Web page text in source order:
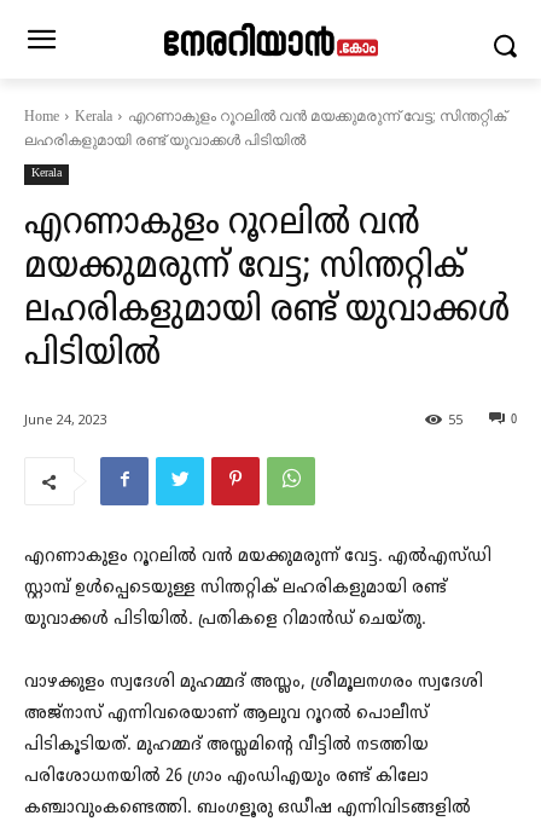
Home Kerala
എറണാകുളം റൂറലിൽ വൻ മയക്കുമരുന്ന് വേട്ട; സിന്തറ്റിക്
ലഹരികളുമായി രണ്ട് യുവാക്കൾ പിടിയിൽ
Kerala
എറണാകുളം റൂറലിൽ വൻ
മയക്കുമരുന്ന് വേട്ട; സിന്തറ്റിക്
ലഹരികളുമായി രണ്ട് യുവാക്കൾ
പിടിയിൽ
June 24, 2023 0
55
എറണാകുളം റൂറലിൽ വൻ മയക്കുമരുന്ന് വേട്ട. എൽഎസ്ഡി
സ്റ്റാമ്പ് ഉൾപ്പെടെയുള്ള സിന്തറ്റിക് ലഹരികളുമായി രണ്ട്
യുവാക്കൾ പിടിയിൽ. പ്രതികളെ റിമാൻഡ് ചെയ്തു.
വാഴക്കുളം സ്വദേശി മുഹമ്മദ് അസ്ലം, ശ്രീമൂലനഗരം സ്വദേശി
അജ്‌നാസ് എന്നിവരെയാണ് ആലുവ റൂറൽ പൊലീസ്
പിടികൂടിയത്. മുഹമ്മദ് അസ്ലമിന്റെ വീട്ടിൽ നടത്തിയ
പരിശോധനയിൽ 26 ഗ്രാം എംഡിഎയും രണ്ട് കിലോ
കഞ്ചാവുംകണ്ടെത്തി. ബംഗളൂരു ഒഡീഷ എന്നിവിടങ്ങളിൽ